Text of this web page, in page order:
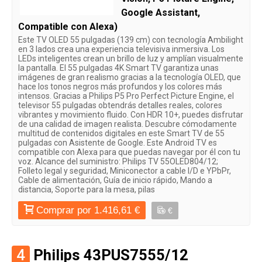
Google Assistant,
Compatible con Alexa)
Este TV OLED 55 pulgadas (139 cm) con tecnología Ambilight
en 3 lados crea una experiencia televisiva inmersiva. Los
LEDs inteligentes crean un brillo de luz y amplían visualmente
la pantalla. El 55 pulgadas 4K Smart TV garantiza unas
imágenes de gran realismo gracias a la tecnología OLED, que
hace los tonos negros más profundos y los colores más
intensos. Gracias a Philips P5 Pro Perfect Picture Engine, el
televisor 55 pulgadas obtendrás detalles reales, colores
vibrantes y movimiento fluido. Con HDR 10+, puedes disfrutar
de una calidad de imagen realista. Descubre cómodamente
multitud de contenidos digitales en este Smart TV de 55
pulgadas con Asistente de Google. Este Android TV es
compatible con Alexa para que puedas navegar por él con tu
voz. Alcance del suministro: Philips TV 55OLED804/12;
Folleto legal y seguridad, Miniconector a cable I/D e YPbPr,
Cable de alimentación, Guía de inicio rápido, Mando a
distancia, Soporte para la mesa, pilas
Comprar por 1.416,61 € €
4 Philips 43PUS7555/12